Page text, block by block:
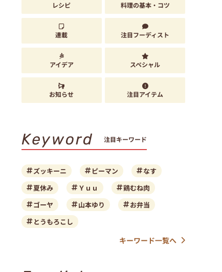
レシピ 料理の基本・コツ
連載 注目フーディスト
アイデア スペシャル
お知らせ 注目アイテム
Keyword 注目キーワード
ズッキーニ ピーマン
なす
夏休み
Ｙｕｕ
鶏むね肉
ゴーヤ
山本ゆり
お弁当
とうもろこし
キーワード一覧へ